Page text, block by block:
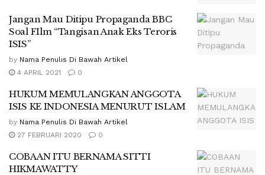
Jangan Mau Ditipu Propaganda BBC
Soal FIlm “Tangisan Anak Eks Teroris
ISIS”
by Nama Penulis Di Bawah Artikel
4 APRIL 2021
0
HUKUM MEMULANGKAN ANGGOTA
ISIS KE INDONESIA MENURUT ISLAM
by Nama Penulis Di Bawah Artikel
27 FEBRUARI 2020
0
COBAAN ITU BERNAMA SITTI
HIKMAWATTY